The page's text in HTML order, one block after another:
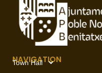
NAVIGATION
Town Hall